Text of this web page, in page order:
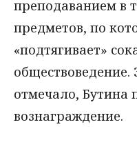
преподаванием в
предметов, по
«подтягивает»
обществоведение.
отмечало, Бутина
вознаграждение.